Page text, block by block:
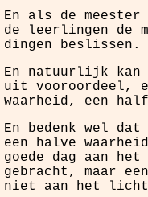
En als de
de leerlingen de
dingen beslissen.
En natuurlijk kan
uit vooroordeel,
waarheid, een
En bedenk wel
een halve
goede dag aan
gebracht, maar
niet aan het licht